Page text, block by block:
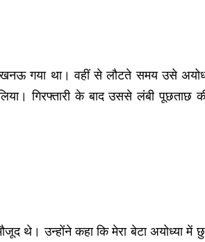
गया था। वहीं से लौटते समय उसे
गिरफ्तारी के बाद उससे लंबी
थे। उन्होंने कहा कि मेरा बेटा अयोध्या में